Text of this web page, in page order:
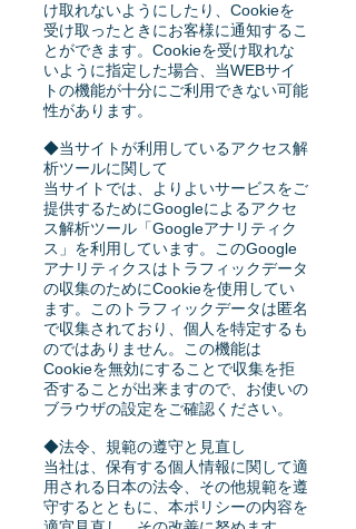
け取れないようにしたり、Cookieを
受け取ったときにお客様に通知するこ
とができます。Cookieを受け取れな
いように指定した場合、当WEBサイ
トの機能が十分にご利用できない可能
性があります。
◆当サイトが利用しているアクセス解
析ツールに関して
当サイトでは、よりよいサービスをご
提供するためにGoogleによるアクセ
ス解析ツール「Googleアナリティク
ス」を利用しています。このGoogle
アナリティクスはトラフィックデータ
の収集のためにCookieを使用してい
ます。このトラフィックデータは匿名
で収集されており、個人を特定するも
のではありません。この機能は
Cookieを無効にすることで収集を拒
否することが出来ますので、お使いの
ブラウザの設定をご確認ください。
◆法令、規範の遵守と見直し
当社は、保有する個人情報に関して適
用される日本の法令、その他規範を遵
守するとともに、本ポリシーの内容を